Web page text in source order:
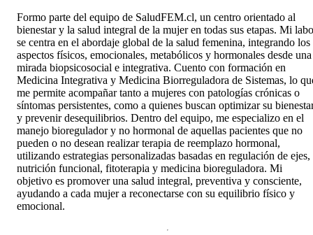
Formo parte del equipo de SaludFEM.cl, un centro orientado al
bienestar y la salud integral de la mujer en todas sus etapas. Mi
se centra en el abordaje global de la salud femenina, integrando los
aspectos físicos, emocionales, metabólicos y hormonales desde una
mirada biopsicosocial e integrativa. Cuento con formación en
Medicina Integrativa y Medicina Biorreguladora de Sistemas, lo
me permite acompañar tanto a mujeres con patologías crónicas o
síntomas persistentes, como a quienes buscan optimizar su
y prevenir desequilibrios. Dentro del equipo, me especializo en el
manejo bioregulador y no hormonal de aquellas pacientes que no
pueden o no desean realizar terapia de reemplazo hormonal,
utilizando estrategias personalizadas basadas en regulación de ejes,
nutrición funcional, fitoterapia y medicina bioreguladora. Mi
objetivo es promover una salud integral, preventiva y consciente,
ayudando a cada mujer a reconectarse con su equilibrio físico y
emocional.